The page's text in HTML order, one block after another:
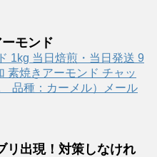
モンド
1kg 当日焙煎・当日発送 9
素焼きアーモンド チャッ
品種：カーメル）メール
リ出現！対策しなけれ